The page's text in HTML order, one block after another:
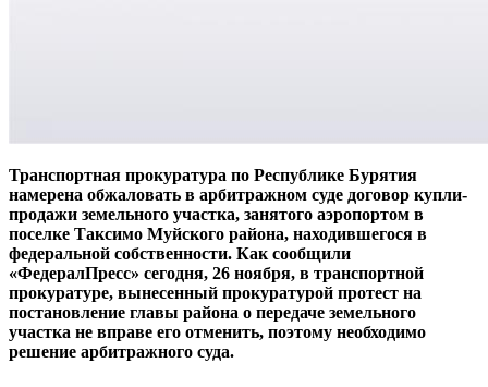
Транспортная прокуратура по Республике Бурятия
намерена обжаловать в арбитражном суде договор купли-
продажи земельного участка, занятого аэропортом в
поселке Таксимо Муйского района, находившегося в
федеральной собственности. Как сообщили
«ФедералПресс» сегодня, 26 ноября, в транспортной
прокуратуре, вынесенный прокуратурой протест на
постановление главы района о передаче земельного
участка не вправе его отменить, поэтому необходимо
решение арбитражного суда.